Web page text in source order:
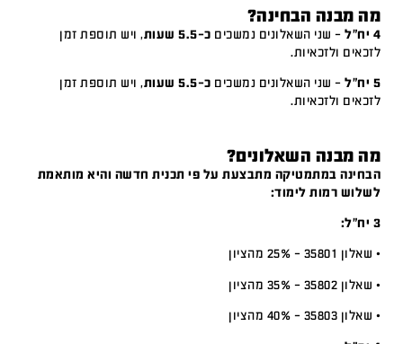
מה מבנה הבחינה?
4 יח"ל – שני השאלונים נמשכים כ-5.5 שעות
, ויש תוספת זמן
לזכאים ולזכאיות.
5 יח"ל – שני השאלונים נמשכים כ-5.5 שעות
, ויש תוספת זמן
לזכאים ולזכאיות.
מה מבנה השאלונים?
הבחינה במתמטיקה מתבצעת על פי תכנית חדשה והיא מותאמת
לשלוש רמות לימוד:
3 יח”ל:
• שאלון 35801 – 25% מהציון
• שאלון 35802 – 35% מהציון
• שאלון 35803 – 40% מהציון